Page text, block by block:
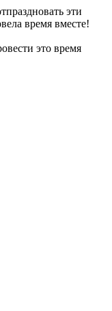
эти
время вместе!
это время